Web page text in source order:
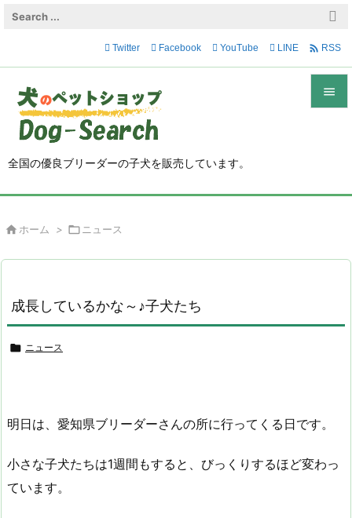
全国の優良ブリーダーの子犬を販売しています。

次へ
Twitter Facebook YouTube LINE  RSS
 ホーム >  ニュース
成長しているかな～♪子犬たち
 ニュース
明日は、愛知県ブリーダーさんの所に行ってくる日です。
小さな子犬たちは1週間もすると、びっくりするほど変わっ
ています。